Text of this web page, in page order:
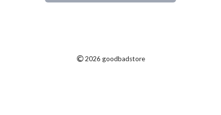
©2026 goodbadstore